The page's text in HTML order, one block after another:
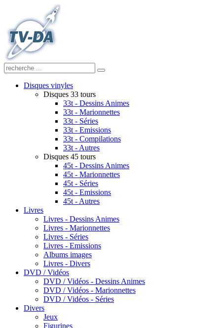
Disques vinyles
Disques 33 tours
33t - Dessins Animes
33t - Marionnettes
33t - Séries
33t - Emissions
33t - Compilations
33t - Autres
Disques 45 tours
45t - Dessins Animes
45t - Marionnettes
45t - Séries
45t - Emissions
45t - Autres
Livres
Livres - Dessins Animes
Livres - Marionnettes
Livres - Séries
Livres - Emissions
Albums images
Livres - Divers
DVD / Vidéos
DVD / Vidéos - Dessins Animes
DVD / Vidéos - Marionnettes
DVD / Vidéos - Séries
Divers
Jeux
Figurines